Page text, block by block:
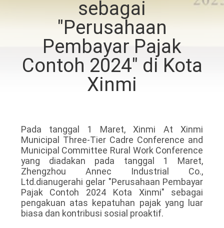
HUBUNGI
KAMI
KASUS
SITEMAP
KEBIJAKAN
PRIVASI
sebagai
"Perusahaan
Pembayar Pajak
Contoh 2024" di Kota
Xinmi
Pada tanggal 1 Maret, Xinmi At Xinmi
Municipal Three-Tier Cadre Conference and
Municipal Committee Rural Work Conference
yang diadakan pada tanggal 1 Maret,
Zhengzhou Annec Industrial Co.,
Ltd.dianugerahi gelar "Perusahaan Pembayar
Pajak Contoh 2024 Kota Xinmi" sebagai
pengakuan atas kepatuhan pajak yang luar
biasa dan kontribusi sosial proaktif.